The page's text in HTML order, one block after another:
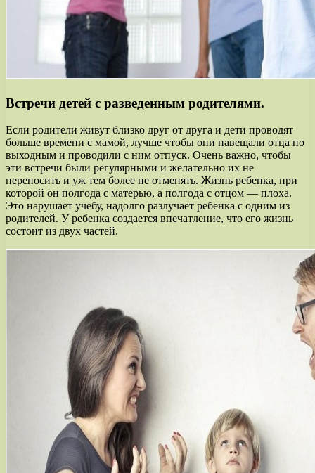
Встречи детей с разведенным родителями.
Если родители живут близко друг от друга и дети проводят
больше времени с мамой, лучше чтобы они навещали отца по
выходным и проводили с ним отпуск. Очень важно, чтобы
эти встречи были регулярными и желательно их не
переносить и уж тем более не отменять. Жизнь ребенка, при
которой он полгода с матерью, а полгода с отцом — плоха.
Это нарушает учебу, надолго разлучает ребенка с одним из
родителей. У ребенка создается впечатление, что его жизнь
состоит из двух частей.